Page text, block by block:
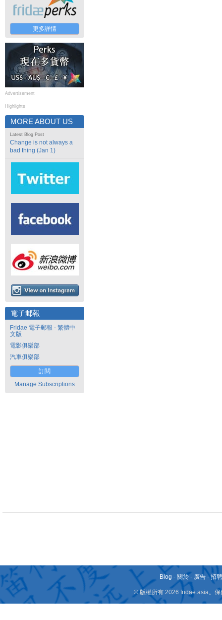
更多詳情
Advertisement
Highlights
MORE ABOUT US
Latest Blog Post
Change is not always a
bad thing (Jan 1)
電子郵報
Fridae 電子郵報 - 繁體中
文版
電影俱樂部
汽車俱樂部
訂閱
Manage Subscriptions
Blog - 關於 - 廣告 -招
© 版權所有 2026 fridae.asia。